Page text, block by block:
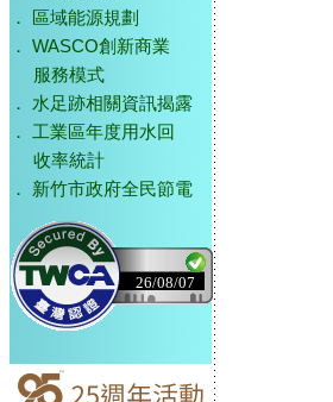
．
區域能源規劃
．
WASCO創新商業
服務模式
．
水足跡相關資訊揭露
．
工業區年度用水回
收率統計
．
新竹市政府全民節電
26/08/07